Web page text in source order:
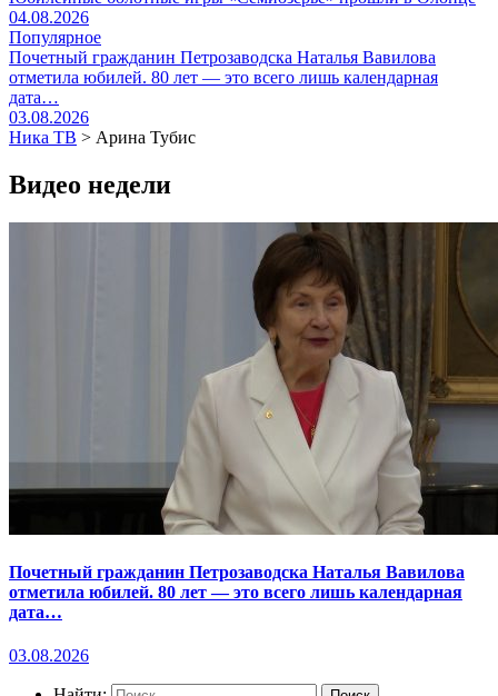
04.08.2026
Популярное
Почетный гражданин Петрозаводска Наталья Вавилова
отметила юбилей. 80 лет — это всего лишь календарная
дата…
03.08.2026
Ника ТВ > Арина Тубис
Видео недели
Почетный гражданин Петрозаводска Наталья Вавилова
отметила юбилей. 80 лет — это всего лишь календарная
дата…
03.08.2026